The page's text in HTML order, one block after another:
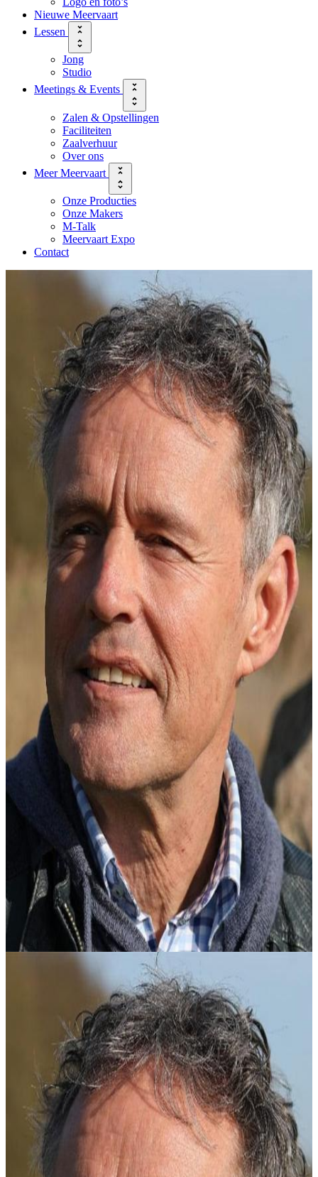
Nieuwe Meervaart
Lessen
Jong
Studio
Meetings & Events
Zalen & Opstellingen
Faciliteiten
Zaalverhuur
Over ons
Meer Meervaart
Onze Producties
Onze Makers
M-Talk
Meervaart Expo
Contact